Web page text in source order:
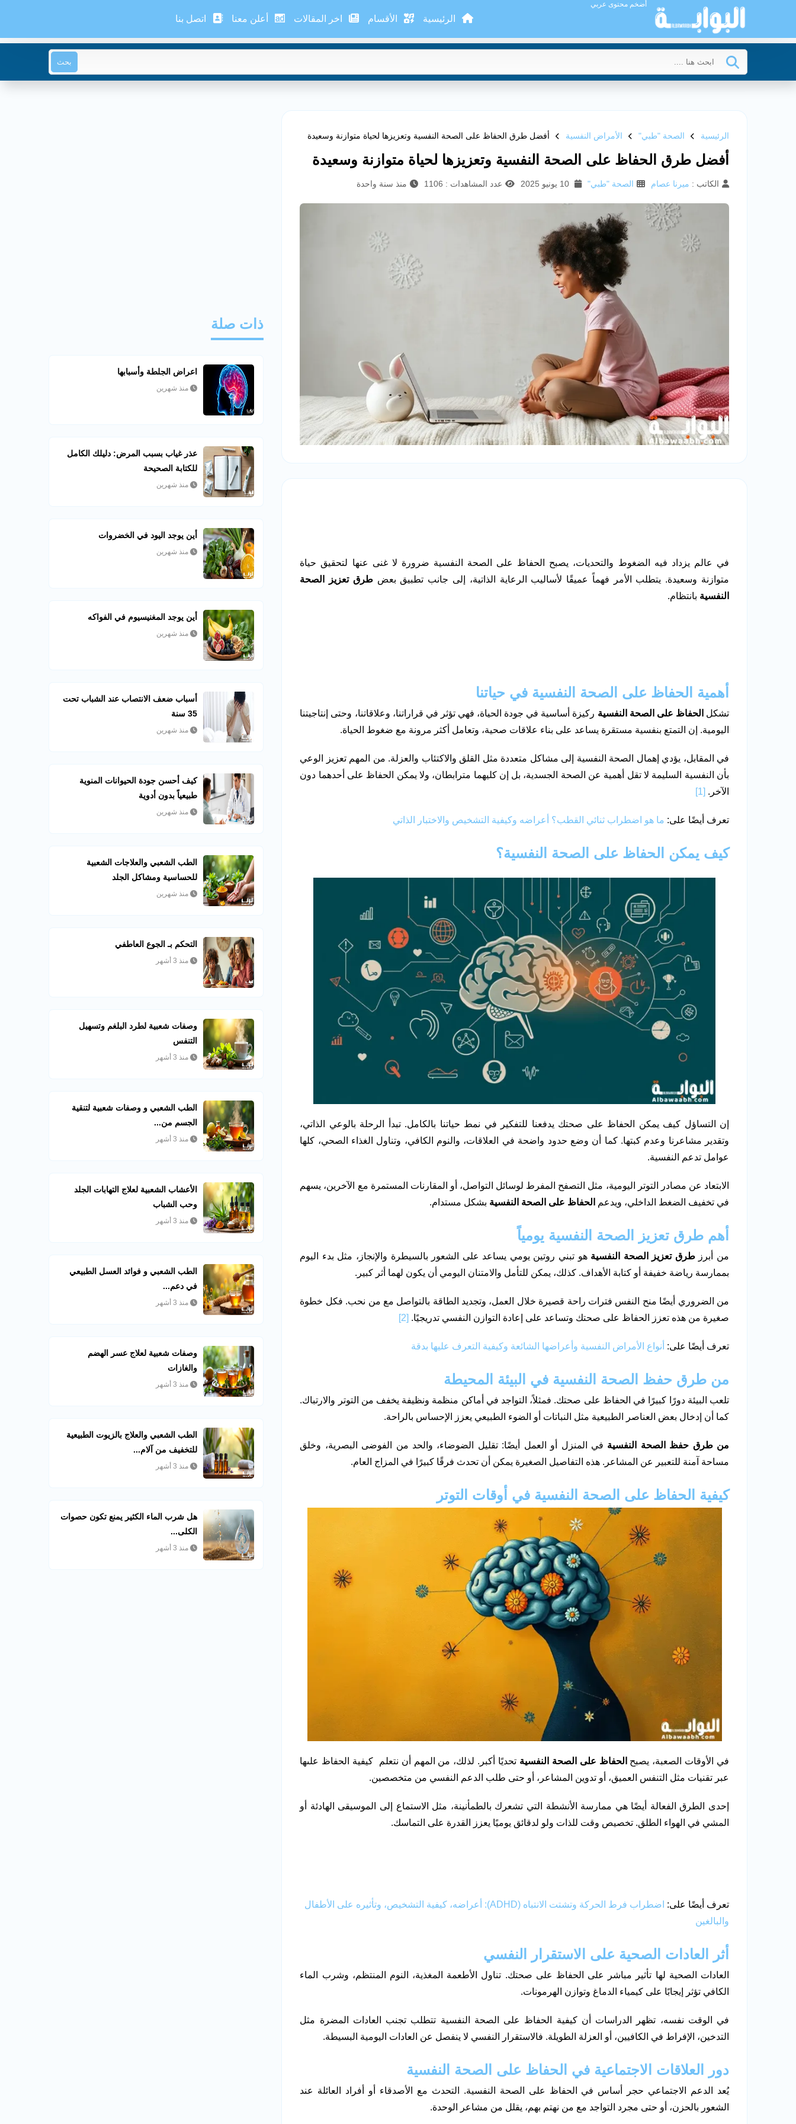
أضخم محتوى عربي
الرئيسية الأقسام اخر المقالات أعلن معنا اتصل بنا
بحث
الرئيسية الصحة "طبي" الأمراض النفسية أفضل طرق الحفاظ على الصحة النفسية وتعزيزها لحياة متوازنة وسعيدة
أفضل طرق الحفاظ على الصحة النفسية وتعزيزها لحياة متوازنة وسعيدة
الكاتب : ميرنا عصام الصحة "طبي" عدد المشاهدات : 1106 منذ سنة واحدة
في عالم يزداد فيه الضغوط والتحديات، يصبح الحفاظ على الصحة النفسية ضرورة لا غنى عنها لتحقيق حياة
متوازنة وسعيدة. يتطلب الأمر فهماً عميقًا لأساليب الرعاية الذاتية، إلى جانب تطبيق بعضطرق تعزيز الصحة
النفسية بانتظام.
أهمية الحفاظ على الصحة النفسية في حياتنا
تشكل الحفاظ على الصحة النفسية ركيزة أساسية في جودة الحياة، فهي تؤثر في قراراتنا، وعلاقاتنا، وحتى إنتاجيتنا
اليومية. إن التمتع بنفسية مستقرة يساعد على بناء علاقات صحية، وتعامل أكثر مرونة مع ضغوط الحياة.
في المقابل، يؤدي إهمال الصحة النفسية إلى مشاكل متعددة مثل القلق والاكتئاب والعزلة. من المهم تعزيز الوعي
بأن النفسية السليمة لا تقل أهمية عن الصحة الجسدية، بل إن كليهما مترابطان، ولا يمكن الحفاظ على أحدهما دون
الآخر. [1]
تعرف أيضًا على: ما هو اضطراب ثنائي القطب؟ أعراضه وكيفية التشخيص والاختبار الذاتي
كيف يمكن الحفاظ على الصحة النفسية؟
إن التساؤل كيف يمكن الحفاظ على صحتك يدفعنا للتفكير في نمط حياتنا بالكامل. تبدأ الرحلة بالوعي الذاتي،
وتقدير مشاعرنا وعدم كبتها. كما أن وضع حدود واضحة في العلاقات، والنوم الكافي، وتناول الغذاء الصحي، كلها
عوامل تدعم النفسية.
الابتعاد عن مصادر التوتر اليومية، مثل التصفح المفرط لوسائل التواصل، أو المقارنات المستمرة مع الآخرين، يسهم
في تخفيف الضغط الداخلي، ويدعم
الحفاظ على الصحة النفسية بشكل مستدام.
أهم طرق تعزيز الصحة النفسية يومياً
من أبرزطرق تعزيز الصحة النفسية هو تبني روتين يومي يساعد على الشعور بالسيطرة والإنجاز، مثل بدء اليوم
بممارسة رياضة خفيفة أو كتابة الأهداف. كذلك، يمكن للتأمل والامتنان اليومي أن يكون لهما أثر كبير.
من الضروري أيضًا منح النفس فترات راحة قصيرة خلال العمل، وتجديد الطاقة بالتواصل مع من نحب. فكل خطوة
صغيرة من هذه تعزز الحفاظ على صحتك وتساعد على إعادة التوازن النفسي تدريجيًا. [2]
تعرف أيضًا على: أنواع الأمراض النفسية وأعراضها الشائعة وكيفية التعرف عليها بدقة
من طرق حفظ الصحة النفسية في البيئة المحيطة
تلعب البيئة دورًا كبيرًا في الحفاظ على صحتك. فمثلاً، التواجد في أماكن منظمة ونظيفة يخفف من التوتر والارتباك.
كما أن إدخال بعض العناصر الطبيعية مثل النباتات أو الضوء الطبيعي يعزز الإحساس بالراحة.
من طرق حفظ الصحة النفسية في المنزل أو العمل أيضًا: تقليل الضوضاء، والحد من الفوضى البصرية، وخلق
مساحة آمنة للتعبير عن المشاعر. هذه التفاصيل الصغيرة يمكن أن تحدث فرقًا كبيرًا في المزاج العام.
كيفية الحفاظ على الصحة النفسية في أوقات التوتر
في الأوقات الصعبة، يصبح الحفاظ على الصحة النفسية تحديًا أكبر. لذلك، من المهم أن نتعلم كيفية الحفاظ علىها
عبر تقنيات مثل التنفس العميق، أو تدوين المشاعر، أو حتى طلب الدعم النفسي من متخصصين.
إحدى الطرق الفعالة أيضًا هي ممارسة الأنشطة التي تشعرك بالطمأنينة، مثل الاستماع إلى الموسيقى الهادئة أو
المشي في الهواء الطلق. تخصيص وقت للذات ولو لدقائق يوميًا يعزز القدرة على التماسك.
تعرف أيضًا على:
اضطراب فرط الحركة وتشتت الانتباه (ADHD): أعراضه، كيفية التشخيص، وتأثيره على الأطفال
والبالغين
أثر العادات الصحية على الاستقرار النفسي
العادات الصحية لها تأثير مباشر على الحفاظ على صحتك. تناول الأطعمة المغذية، النوم المنتظم، وشرب الماء
الكافي تؤثر إيجابًا على كيمياء الدماغ وتوازن الهرمونات.
في الوقت نفسه، تظهر الدراسات أن كيفية الحفاظ على الصحة النفسية تتطلب تجنب العادات المضرة مثل
التدخين، الإفراط في الكافيين، أو العزلة الطويلة. فالاستقرار النفسي لا ينفصل عن العادات اليومية البسيطة.
دور العلاقات الاجتماعية في الحفاظ على الصحة النفسية
يُعد الدعم الاجتماعي حجر أساس في الحفاظ على الصحة النفسية. التحدث مع الأصدقاء أو أفراد العائلة عند
الشعور بالحزن، أو حتى مجرد التواجد مع من نهتم بهم، يقلل من مشاعر الوحدة.
ذات صلة
اعراض الجلطة وأسبابها
منذ شهرين
عذر غياب بسبب المرض: دليلك الكامل
للكتابة الصحيحة
منذ شهرين
أين يوجد اليود في الخضروات
منذ شهرين
أين يوجد المغنيسيوم في الفواكه
منذ شهرين
أسباب ضعف الانتصاب عند الشباب تحت
35 سنة
منذ شهرين
كيف أحسن جودة الحيوانات المنوية
طبيعياً بدون أدوية
منذ شهرين
الطب الشعبي والعلاجات الشعبية
للحساسية ومشاكل الجلد
منذ شهرين
التحكم بـ الجوع العاطفي
منذ 3 أشهر
وصفات شعبية لطرد البلغم وتسهيل
التنفس
منذ 3 أشهر
الطب الشعبي و وصفات شعبية لتنقية
الجسم من...
منذ 3 أشهر
الأعشاب الشعبية لعلاج التهابات الجلد
وحب الشباب
منذ 3 أشهر
الطب الشعبي و فوائد العسل الطبيعي
في دعم...
منذ 3 أشهر
وصفات شعبية لعلاج عسر الهضم
والغازات
منذ 3 أشهر
الطب الشعبي والعلاج بالزيوت الطبيعية
للتخفيف من آلام...
منذ 3 أشهر
هل شرب الماء الكثير يمنع تكون حصوات
الكلى...
منذ 3 أشهر